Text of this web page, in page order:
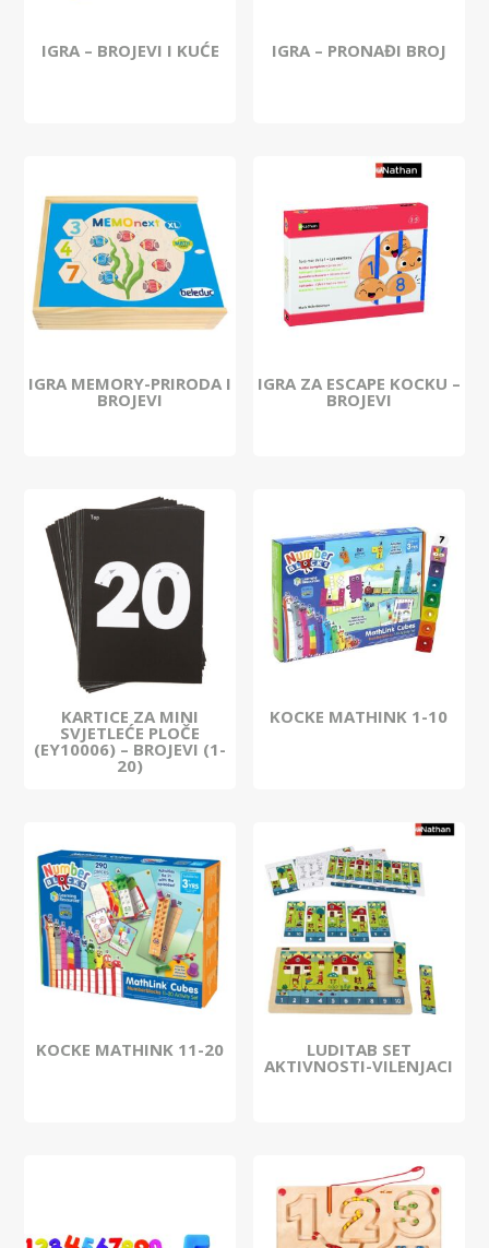
IGRA – BROJEVI I KUĆE IGRA – PRONAĐI BROJ
IGRA MEMORY-PRIRODA I
BROJEVI
IGRA ZA ESCAPE KOCKU –
BROJEVI
KARTICE ZA MINI
SVJETLEĆE PLOČE
(EY10006) – BROJEVI (1-
20)
KOCKE MATHINK 1-10
KOCKE MATHINK 11-20 LUDITAB SET
AKTIVNOSTI-VILENJACI